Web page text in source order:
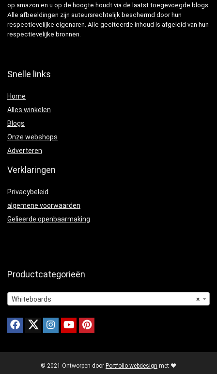
op amazon en u op de hoogte houdt via de laatst toegevoegde blogs.
Alle afbeeldingen zijn auteursrechtelijk beschermd door hun
respectievelijke eigenaren. Alle geciteerde inhoud is afgeleid van hun
respectievelijke bronnen.
Snelle links
Home
Alles winkelen
Blogs
Onze webshops
Adverteren
Verklaringen
Privacybeleid
algemene voorwaarden
Gelieerde openbaarmaking
Productcategorieën
×
Whiteboards
© 2021 Ontworpen door Portfolio webdesign met ❤️